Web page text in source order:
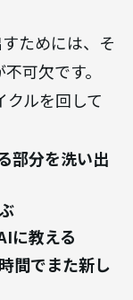
ためには、そ
可欠です。
クルを回して
部分を洗い出
に教える
間でまた新し